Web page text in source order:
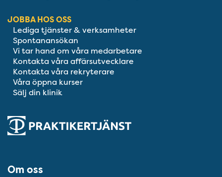
JOBBA HOS OSS
Lediga tjänster & verksamheter
Spontanansökan
Vi tar hand om våra medarbetare
Kontakta våra affärsutvecklare
Kontakta våra rekryterare
Våra öppna kurser
Sälj din klinik
Om oss